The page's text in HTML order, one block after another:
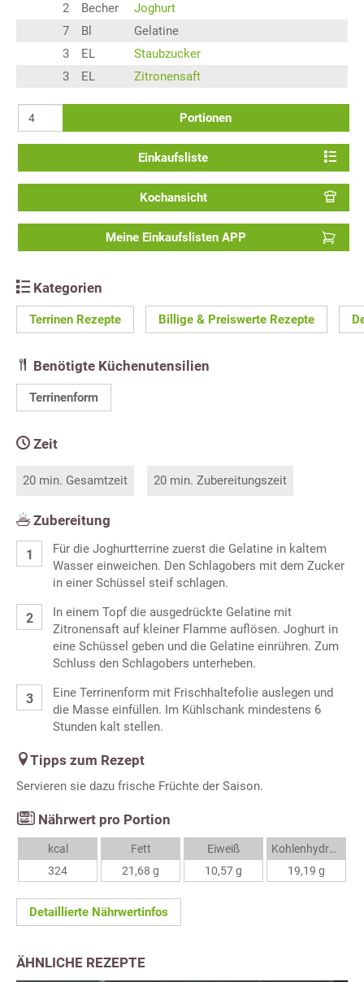
2
Becher
Joghurt
7
Bl
Gelatine
3
EL
Staubzucker
3
EL Zitronensaft
Portionen
Einkaufsliste
Kochansicht
Meine Einkaufslisten APP
Kategorien
Terrinen Rezepte Billige & Preiswerte Rezepte
Benötigte Küchenutensilien
Terrinenform
Zeit
20 min. Gesamtzeit 20 min. Zubereitungszeit
Zubereitung
Für die Joghurtterrine zuerst die Gelatine in kaltem
Wasser einweichen. Den Schlagobers mit dem Zucker
in einer Schüssel steif schlagen.
In einem Topf die ausgedrückte Gelatine mit
Zitronensaft auf kleiner Flamme auflösen. Joghurt in
eine Schüssel geben und die Gelatine einrühren. Zum
Schluss den Schlagobers unterheben.
Eine Terrinenform mit Frischhaltefolie auslegen und
die Masse einfüllen. Im Kühlschank mindestens 6
Stunden kalt stellen.
Tipps zum Rezept
Servieren sie dazu frische Früchte der Saison.
Nährwert pro Portion
kcal
324
Fett
21,68 g
Eiweiß
10,57 g
Kohlenhydrate
19,19 g
Detaillierte Nährwertinfos
ÄHNLICHE REZEPTE